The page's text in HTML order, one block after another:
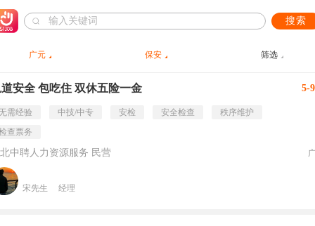
搜索
广元 保安 筛选
安全 包吃住 双休五险一金 5-
需经验 中技/中专 安检 安全检查
秩序维护
查票务
中聘人力资源服务 民营
宋先生 经理